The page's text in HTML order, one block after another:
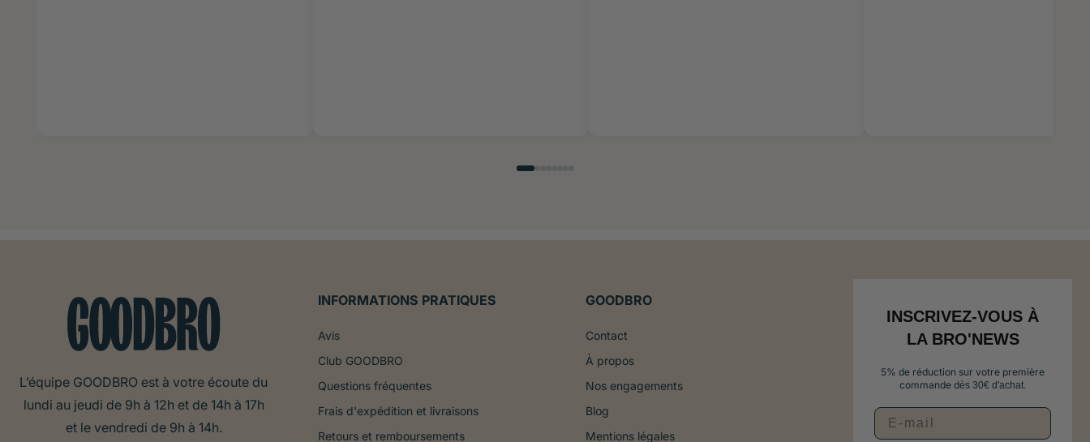
L’équipe GOODBRO est à votre écoute du
lundi au jeudi de 9h à 12h et de 14h à 17h
et le vendredi de 9h à 14h.
INFORMATIONS PRATIQUES
Avis
Club GOODBRO
Questions fréquentes
Frais d'expédition et livraisons
Retours et remboursements
GOODBRO
Contact
À propos
Nos engagements
Blog
Mentions légales
INSCRIVEZ-VOUS À
LA BRO'NEWS
5% de réduction sur votre première
commande dès 30€ d'achat.